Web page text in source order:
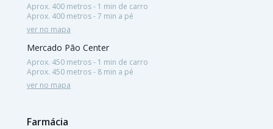
Aprox. 400 metros - 1 min de carro
Aprox. 400 metros - 7 min a pé
ver no mapa
Mercado Pão Center
Aprox. 450 metros - 1 min de carro
Aprox. 450 metros - 8 min a pé
ver no mapa
Farmácia